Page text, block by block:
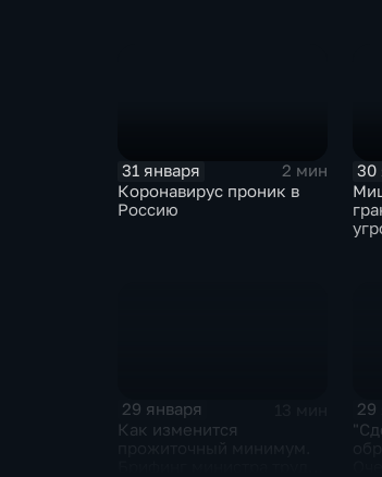
31 января
2 мин
Коронавирус проник в
Россию
30
29 января
Как изменится
29